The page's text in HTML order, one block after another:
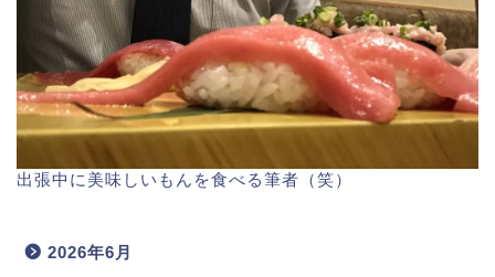
出張中に美味しいもんを食べる筆者（笑）
2026年6月